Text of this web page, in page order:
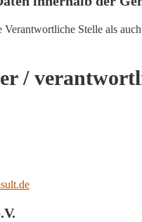
Stelle als
/